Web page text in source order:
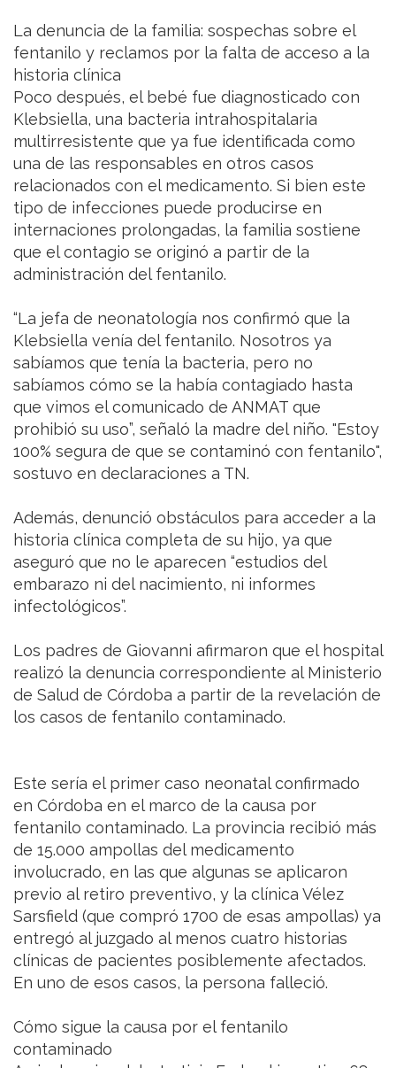
La denuncia de la familia: sospechas sobre el
fentanilo y reclamos por la falta de acceso a la
historia clínica
Poco después, el bebé fue diagnosticado con
Klebsiella, una bacteria intrahospitalaria
multirresistente que ya fue identificada como
una de las responsables en otros casos
relacionados con el medicamento. Si bien este
tipo de infecciones puede producirse en
internaciones prolongadas, la familia sostiene
que el contagio se originó a partir de la
administración del fentanilo.
“La jefa de neonatología nos confirmó que la
Klebsiella venía del fentanilo. Nosotros ya
sabíamos que tenía la bacteria, pero no
sabíamos cómo se la había contagiado hasta
que vimos el comunicado de ANMAT que
prohibió su uso”, señaló la madre del niño. "Estoy
100% segura de que se contaminó con fentanilo",
sostuvo en declaraciones a TN.
Además, denunció obstáculos para acceder a la
historia clínica completa de su hijo, ya que
aseguró que no le aparecen “estudios del
embarazo ni del nacimiento, ni informes
infectológicos”.
Los padres de Giovanni afirmaron que el hospital
realizó la denuncia correspondiente al Ministerio
de Salud de Córdoba a partir de la revelación de
los casos de fentanilo contaminado.
Este sería el primer caso neonatal confirmado
en Córdoba en el marco de la causa por
fentanilo contaminado. La provincia recibió más
de 15.000 ampollas del medicamento
involucrado, en las que algunas se aplicaron
previo al retiro preventivo, y la clínica Vélez
Sarsfield (que compró 1700 de esas ampollas) ya
entregó al juzgado al menos cuatro historias
clínicas de pacientes posiblemente afectados.
En uno de esos casos, la persona falleció.
Cómo sigue la causa por el fentanilo
contaminado